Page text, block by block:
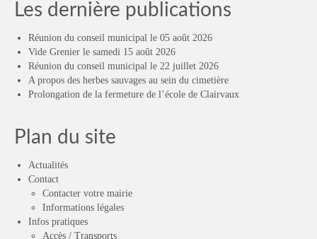
Les dernière publications
Réunion du conseil municipal le 05 août 2026
Vide Grenier le samedi 15 août 2026
Réunion du conseil municipal le 22 juillet 2026
A propos des herbes sauvages au sein du cimetière
Prolongation de la fermeture de l’école de Clairvaux
Plan du site
Actualités
Contact
Contacter votre mairie
Informations légales
Infos pratiques
Accès / Transports